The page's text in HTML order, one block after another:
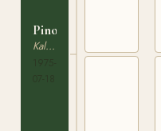
Pinova
Kallblodig Travare